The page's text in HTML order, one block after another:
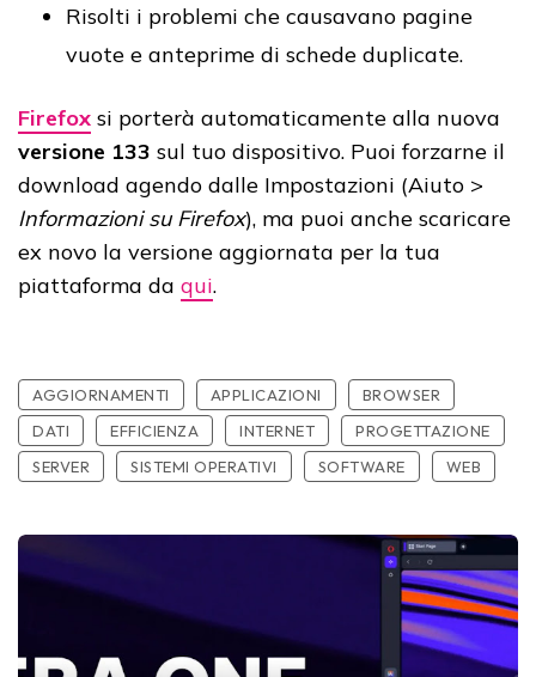
Risolti i problemi che causavano pagine
vuote e anteprime di schede duplicate.
Firefox si porterà automaticamente alla nuova
versione 133 sul tuo dispositivo. Puoi forzarne il
download agendo dalle Impostazioni (Aiuto >
Informazioni su Firefox), ma puoi anche scaricare
ex novo la versione aggiornata per la tua
piattaforma da qui.
AGGIORNAMENTI APPLICAZIONI
BROWSER
DATI
EFFICIENZA INTERNET
PROGETTAZIONE
SERVER
SISTEMI OPERATIVI SOFTWARE WEB